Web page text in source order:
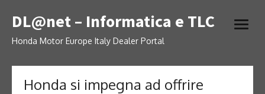
to
content
DL@net – Informatica e TLC
Honda Motor Europe Italy Dealer Portal
open
Honda si impegna ad offrire